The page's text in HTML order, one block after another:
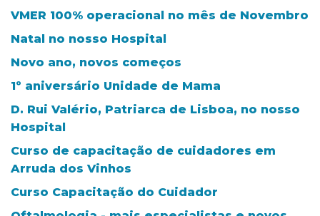
VMER 100% operacional no mês de Novembro
Natal no nosso Hospital
Novo ano, novos começos
1º aniversário Unidade de Mama
D. Rui Valério, Patriarca de Lisboa, no nosso
Hospital
Curso de capacitação de cuidadores em
Arruda dos Vinhos
Curso Capacitação do Cuidador